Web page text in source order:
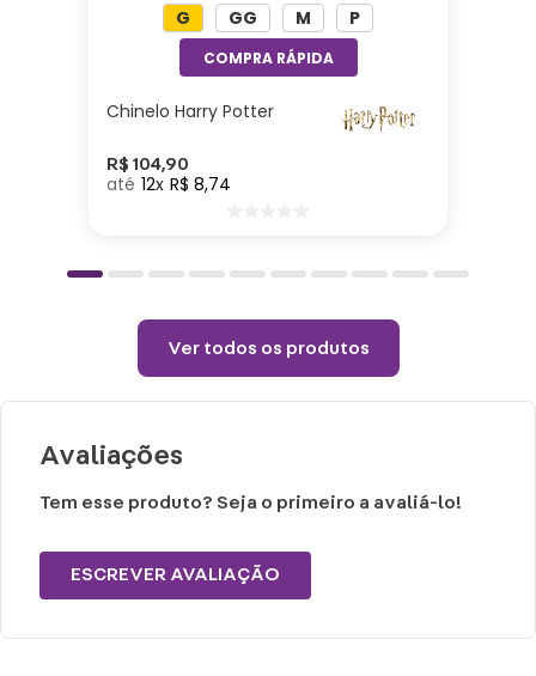
Cuidados e recomendações de uso:
Passar com temperatura máxima de 110°
Não alvejar.
Permitido uso de centrifuga e máquina
Temperatura máxima de lavagem 40°.
Chinelo Harry Potter
R$ 104,90
12 R$ 8,74
G GG M P
Ver todos os produtos
Avaliações
Tem esse produto? Seja o primeiro a avaliá-lo!
ESCREVER AVALIAÇÃO